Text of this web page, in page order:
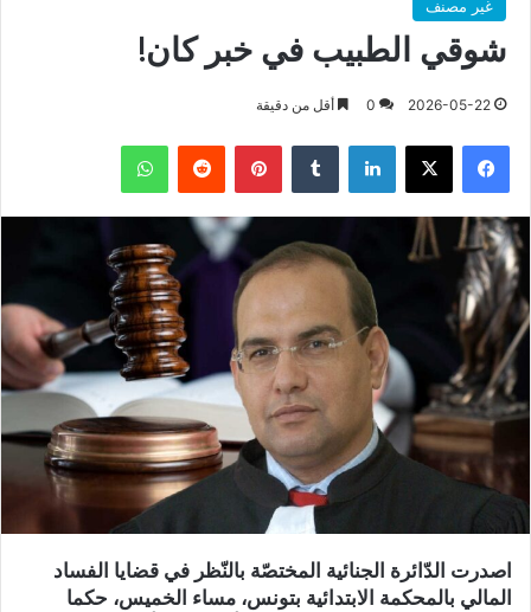
غير مصنف
شوقي الطبيب في خبر كان!
2026-05-22
0 أقل من دقيقة
فيسبوك X لينكدإن بينتيريست واتساب
اصدرت الدّائرة الجنائية المختصّة بالنّظر في قضايا الفساد
المالي بالمحكمة الابتدائية بتونس، مساء الخميس، حكما